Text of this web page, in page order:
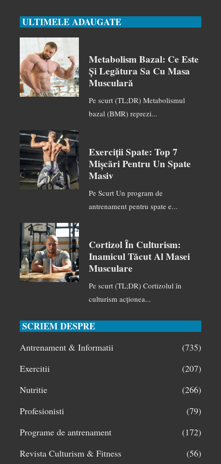
ULTIMELE ADAUGATE
Metabolism Bazal: Ce Este
Și Legătura Sa Cu Masa
Musculară
Pe scurt (TL;DR) Metabolismul
bazal (BMR) reprezi...
Exerciții Spate: Top 7
Mișcări Pentru Un Spate
Masiv
Pe Scurt Un program de
antrenament pentru spate e...
Cortizol În Culturism:
Inamicul Tăcut Al Masei
Musculare
Pe scurt (TL;DR) Cortizolul în
culturism acționea...
SCRIEM DESPRE
Antrenament & Informatii
(735)
Exercitii
(207)
Nutritie
(266)
Profesionisti
(79)
Programe de antrenament
(172)
Revista Culturism & Fitness
(56)